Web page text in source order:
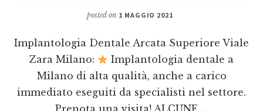
posted on 1 MAGGIO 2021
Implantologia Dentale Arcata Superiore Viale
Zara Milano:
Implantologia dentale a
Milano di alta qualità, anche a carico
immediato eseguiti da specialisti nel settore.
Prenota una visita! ALCUNE …